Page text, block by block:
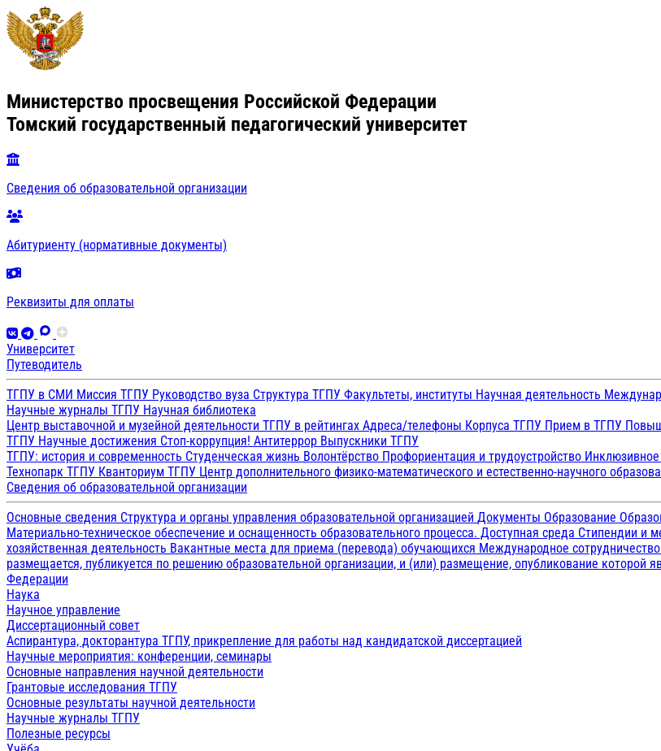
Министерство просвещения Российской Федерации
Томский государственный педагогический университет
Сведения об образовательной организации
Абитуриенту (нормативные документы)
Реквизиты для оплаты
Университет
Путеводитель
ТГПУ в СМИ Миссия ТГПУ Руководство вуза Структура ТГПУ Факультеты, институты Научная деятельность
Научные журналы ТГПУ Научная библиотека
Центр выставочной и музейной деятельности ТГПУ в рейтингах Адреса/телефоны Корпуса ТГПУ Прием в ТГПУ
ТГПУ Научные достижения Стоп-коррупция! Антитеррор Выпускники ТГПУ
ТГПУ: история и современность Студенческая жизнь Волонтёрство Профориентация и трудоустройство
Технопарк ТГПУ Кванториум ТГПУ Центр дополнительного физико-математического и естественно-научного
Сведения об образовательной организации
Основные сведения Структура и органы управления образовательной организацией Документы Образование
Материально-техническое обеспечение и оснащенность образовательного процесса. Доступная среда Стипендии и
хозяйственная деятельность Вакантные места для приема (перевода) обучающихся Международное сотрудничество
размещается, публикуется по решению образовательной организации, и (или) размещение, опубликование которой
Федерации
Наука
Научное управление
Диссертационный совет
Аспирантура, докторантура ТГПУ, прикрепление для работы над кандидатской диссертацией
Научные мероприятия: конференции, семинары
Основные направления научной деятельности
Грантовые исследования ТГПУ
Основные результаты научной деятельности
Научные журналы ТГПУ
Полезные ресурсы